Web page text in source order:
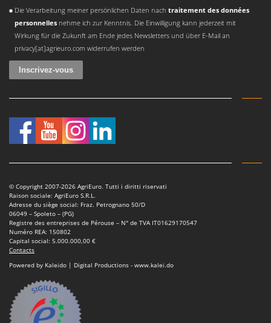
Die Verarbeitung meiner persönlichen Daten nach traitement des données
personnellesnehme ich zur Kenntnis. Die Einwilligung kann jederzeit mit
Wirkung für die Zukunft am Ende jedes Newsletters und über E-Mail an
privacy[at]agrieuro.com widerrufen werden
© Copyright 2007-2026 AgriEuro. Tutti i diritti riservati
Raison sociale: AgriEuro S.R.L.
Adresse du siège social: Fraz. Petrognano 50/D
06049 – Spoleto – (PG)
Registre des entreprises de Pérouse – N° de TVA IT01629170547
Numéro REA: 150802
Capital social: 5.000.000,00 €
Contacts
Powered by Kaleido | Digital Productions - www.kalei.do